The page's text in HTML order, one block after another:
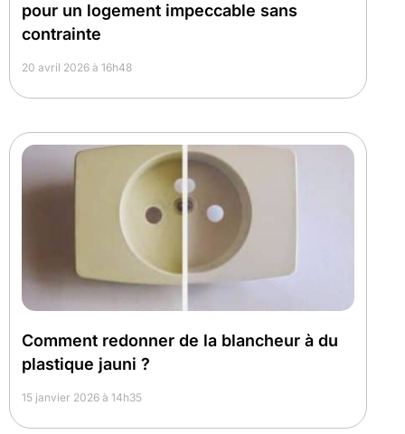
pour un logement impeccable sans
contrainte
20 avril 2026 à 16h48
Comment redonner de la blancheur à du
plastique jauni ?
15 janvier 2026 à 14h35